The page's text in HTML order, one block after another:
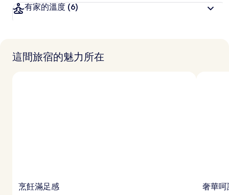
有家的溫度 (6)
這間旅宿的魅力所在
烹飪滿足感 奢華呵